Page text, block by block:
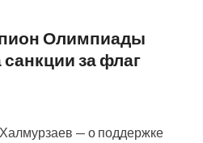
Олимпиады
за флаг
— о поддержке